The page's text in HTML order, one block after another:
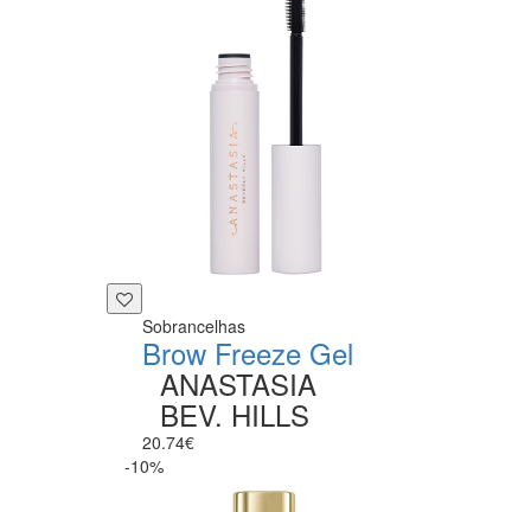
Sobrancelhas
Brow Freeze Gel
ANASTASIA
BEV. HILLS
20.74€
-10%